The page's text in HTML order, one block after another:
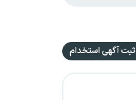
ثبت آگهی استخدام